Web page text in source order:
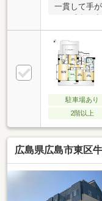
一貫して手
では滅多に
兼ね備えた
かな光が入
す。【おす
受け止める
◆4帖のセミ
遊できるウ
ガス乾燥機
帖個室は引
駐車場あり
2階以上
広島県広島市東区